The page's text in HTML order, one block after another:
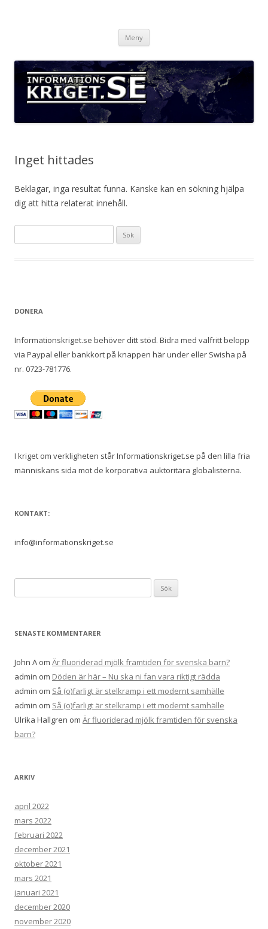
Meny
Inget hittades
Beklagar, inga resultat funna. Kanske kan en sökning hjälpa
dig att hitta relaterat innehåll.
efter:
DONERA
Informationskriget.se behöver ditt stöd. Bidra med valfritt belopp
via Paypal eller bankkort på knappen här under eller Swisha på
nr. 0723-781776.
I kriget om verkligheten står Informationskriget.se på den lilla fria
människans sida mot de korporativa auktoritära globalisterna.
KONTAKT:
info@informationskriget.se
efter:
SENASTE KOMMENTARER
John A om Är fluoriderad mjölk framtiden för svenska barn?
admin om Döden är här – Nu ska ni fan vara riktigt rädda
admin om Så (o)farligt är stelkramp i ett modernt samhälle
admin om Så (o)farligt är stelkramp i ett modernt samhälle
Ulrika Hallgren om Är fluoriderad mjölk framtiden för svenska
barn?
ARKIV
april 2022
mars 2022
februari 2022
december 2021
oktober 2021
mars 2021
januari 2021
december 2020
november 2020